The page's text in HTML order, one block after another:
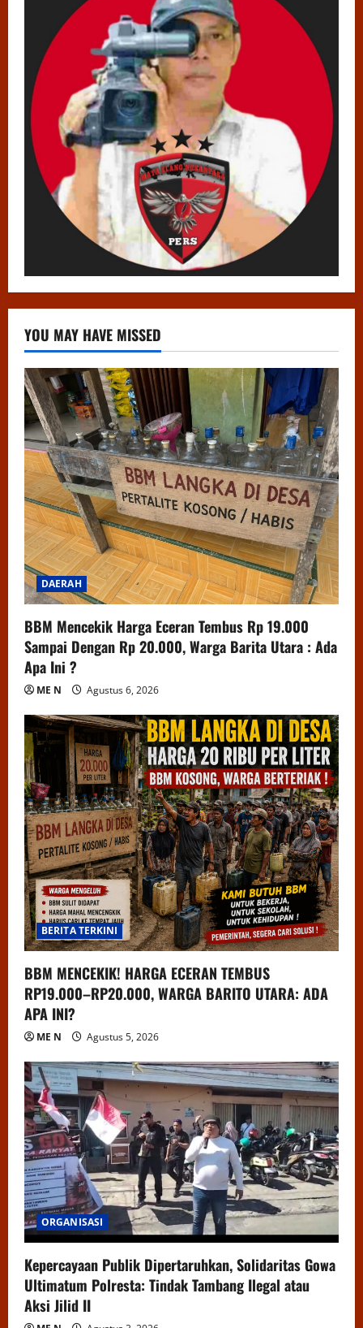
YOU MAY HAVE MISSED
DAERAH
BBM Mencekik Harga Eceran Tembus Rp 19.000
Sampai Dengan Rp 20.000, Warga Barita Utara : Ada
Apa Ini ?
ME N Agustus 6, 2026
BERITA TERKINI
BBM MENCEKIK! HARGA ECERAN TEMBUS
RP19.000–RP20.000, WARGA BARITO UTARA: ADA
APA INI?
ME N Agustus 5, 2026
ORGANISASI
Kepercayaan Publik Dipertaruhkan, Solidaritas Gowa
Ultimatum Polresta: Tindak Tambang Ilegal atau
Aksi Jilid II